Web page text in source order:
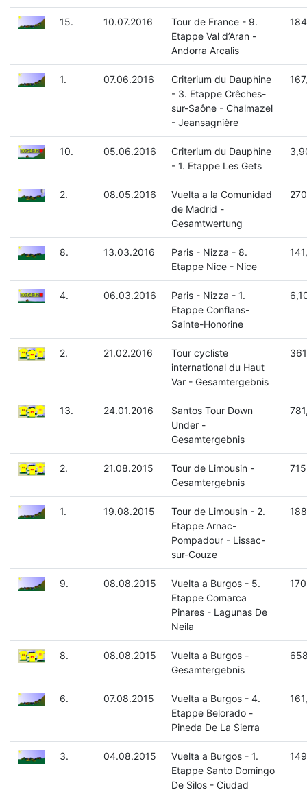
15. 10.07.2016
Tour de France - 9.
Etappe Val d’Aran -
Andorra Arcalis
1. 07.06.2016
Criterium du Dauphine
- 3. Etappe Crêches-
sur-Saône - Chalmazel
- Jeansagnière
10. 05.06.2016
Criterium du Dauphine
- 1. Etappe Les Gets
2. 08.05.2016
Vuelta a la Comunidad
de Madrid -
Gesamtwertung
8. 13.03.2016
Paris - Nizza - 8.
Etappe Nice - Nice
4. 06.03.2016
Paris - Nizza - 1.
Etappe Conflans-
Sainte-Honorine
2. 21.02.2016
Tour cycliste
international du Haut
Var - Gesamtergebnis
13. 24.01.2016
Santos Tour Down
Under -
Gesamtergebnis
2. 21.08.2015
Tour de Limousin -
Gesamtergebnis
1. 19.08.2015
Tour de Limousin - 2.
Etappe Arnac-
Pompadour - Lissac-
sur-Couze
9. 08.08.2015
Vuelta a Burgos - 5.
Etappe Comarca
Pinares - Lagunas De
Neila
8. 08.08.2015
Vuelta a Burgos -
Gesamtergebnis
6. 07.08.2015
Vuelta a Burgos - 4.
Etappe Belorado -
Pineda De La Sierra
3. 04.08.2015
Vuelta a Burgos - 1.
Etappe Santo Domingo
De Silos - Ciudad